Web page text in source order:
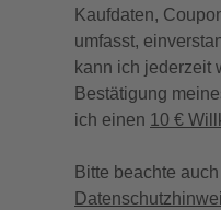
Kaufdaten,
umfasst,
kann ich jederzeit
Bestätigung
ich einen 10 €
Bitte beachte